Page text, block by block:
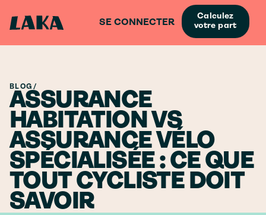
SE CONNECTER
Calculez
votre part
BLOG /
ASSURANCE
HABITATION VS
ASSURANCE VÉLO
SPÉCIALISÉE : CE QUE
TOUT CYCLISTE DOIT
SAVOIR